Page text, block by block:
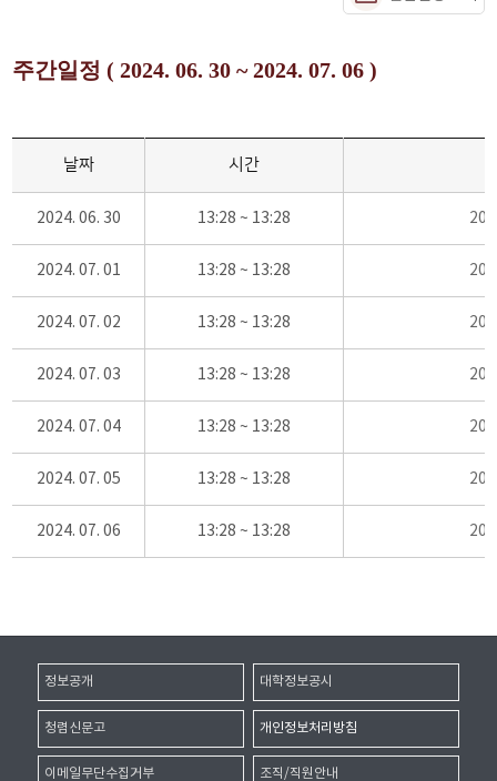
주간일정 ( 2024. 06. 30 ~ 2024. 07. 06 )
날짜 시간
2024. 06. 30 13:28 ~ 13:28
2024. 07. 01 13:28 ~ 13:28
2024. 07. 02 13:28 ~ 13:28
2024. 07. 03 13:28 ~ 13:28
2024. 07. 04 13:28 ~ 13:28
2024. 07. 05 13:28 ~ 13:28
2024. 07. 06 13:28 ~ 13:28
정보공개 대학정보공시
청렴신문고 개인정보처리방침
이메일무단수집거부 조직/직원안내